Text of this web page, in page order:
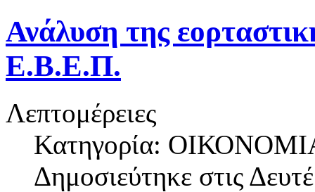
Ανάλυση της
Ε.Β.Ε.Π.
Λεπτομέρειες
Κατηγορία:
Δημοσιεύτηκε στις